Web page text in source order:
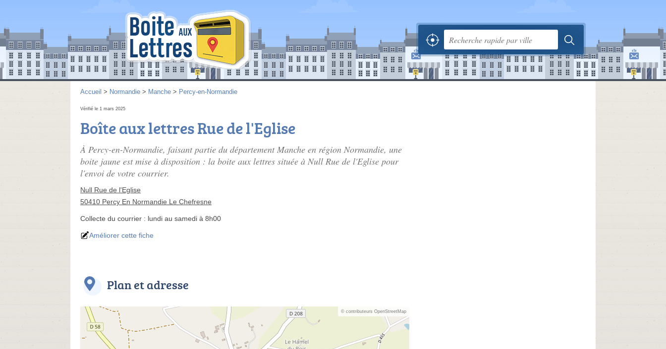
Accueil > Normandie > Manche > Percy-en-Normandie
Vérifié le 1 mars 2025
Boîte aux lettres Rue de l'Eglise
À Percy-en-Normandie, faisant partie du département Manche en région Normandie, une
boite jaune est mise à disposition : la boite aux lettres située à Null Rue de l'Eglise pour
l'envoi de votre courrier.
Null Rue de l'Eglise
50410 Percy En Normandie Le Chefresne
Collecte du courrier : lundi au samedi à 8h00
Améliorer cette fiche
Plan et adresse
© contributeurs OpenStreetMap